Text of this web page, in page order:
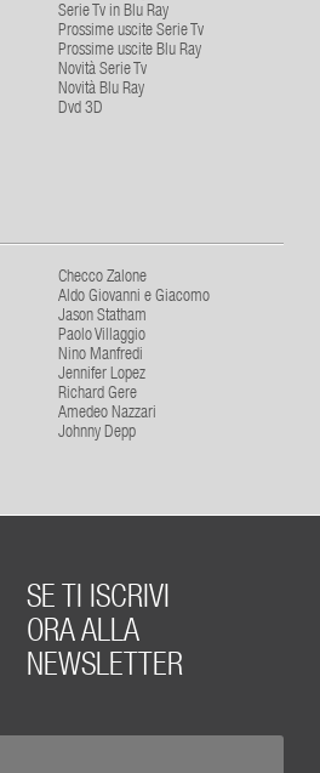
Serie Tv in Blu Ray
Prossime uscite Serie Tv
Prossime uscite Blu Ray
Novità Serie Tv
Novità Blu Ray
Dvd 3D
Checco Zalone
Aldo Giovanni e Giacomo
Jason Statham
Paolo Villaggio
Nino Manfredi
Jennifer Lopez
Richard Gere
Amedeo Nazzari
Johnny Depp
SE TI ISCRIVI
ORA ALLA
NEWSLETTER